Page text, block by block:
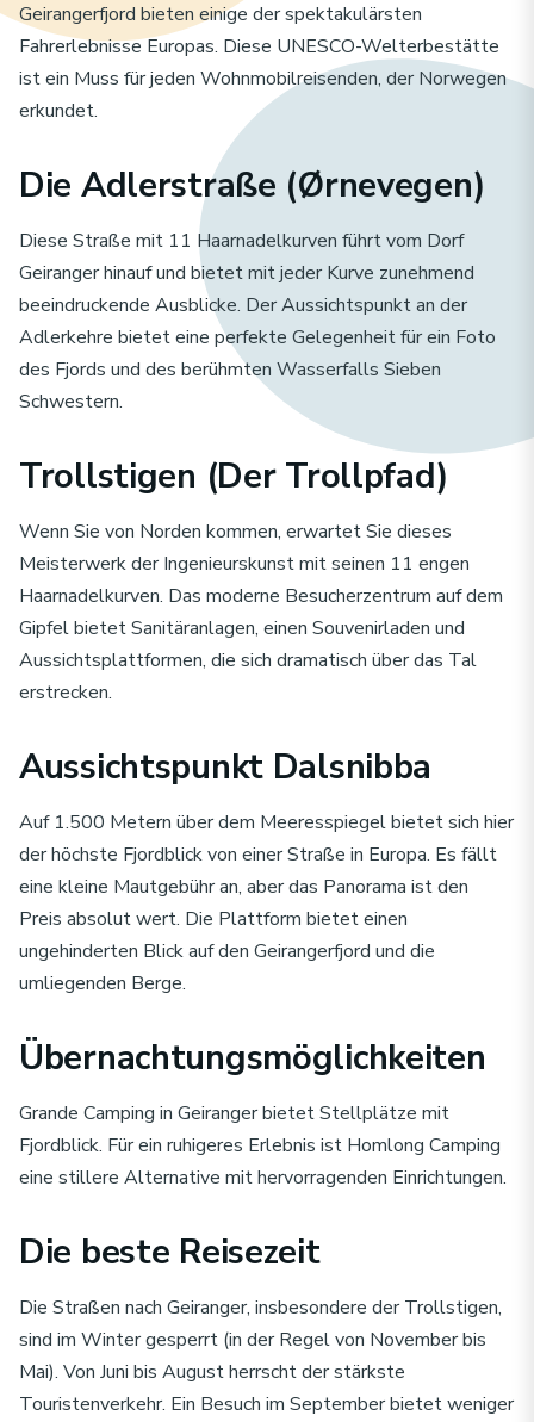
Geirangerfjord bieten einige der spektakulärsten
Fahrerlebnisse Europas. Diese UNESCO-Welterbestätte
ist ein Muss für jeden Wohnmobilreisenden, der Norwegen
erkundet.
Die Adlerstraße (Ørnevegen)
Diese Straße mit 11 Haarnadelkurven führt vom Dorf
Geiranger hinauf und bietet mit jeder Kurve zunehmend
beeindruckende Ausblicke. Der Aussichtspunkt an der
Adlerkehre bietet eine perfekte Gelegenheit für ein Foto
des Fjords und des berühmten Wasserfalls Sieben
Schwestern.
Trollstigen (Der Trollpfad)
Wenn Sie von Norden kommen, erwartet Sie dieses
Meisterwerk der Ingenieurskunst mit seinen 11 engen
Haarnadelkurven. Das moderne Besucherzentrum auf dem
Gipfel bietet Sanitäranlagen, einen Souvenirladen und
Aussichtsplattformen, die sich dramatisch über das Tal
erstrecken.
Aussichtspunkt Dalsnibba
Auf 1.500 Metern über dem Meeresspiegel bietet sich hier
der höchste Fjordblick von einer Straße in Europa. Es fällt
eine kleine Mautgebühr an, aber das Panorama ist den
Preis absolut wert. Die Plattform bietet einen
ungehinderten Blick auf den Geirangerfjord und die
umliegenden Berge.
Übernachtungsmöglichkeiten
Grande Camping in Geiranger bietet Stellplätze mit
Fjordblick. Für ein ruhigeres Erlebnis ist Homlong Camping
eine stillere Alternative mit hervorragenden Einrichtungen.
Die beste Reisezeit
Die Straßen nach Geiranger, insbesondere der Trollstigen,
sind im Winter gesperrt (in der Regel von November bis
Mai). Von Juni bis August herrscht der stärkste
Touristenverkehr. Ein Besuch im September bietet weniger